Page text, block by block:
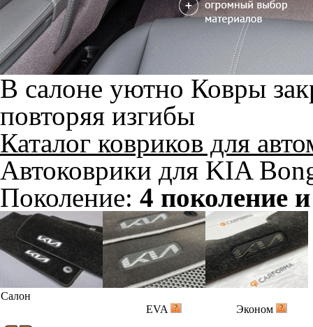
В салоне уютно Ковры
повторяя изгибы
Каталог ковриков для
Автоковрики для KIA
Поколение: 4 поколение
Салон
EVA
Эконом